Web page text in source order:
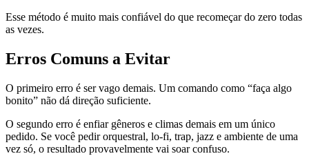
Esse método é muito mais confiável do que recomeçar do zero todas
as vezes.
Erros Comuns a Evitar
O primeiro erro é ser vago demais. Um comando como “faça algo
bonito” não dá direção suficiente.
O segundo erro é enfiar gêneros e climas demais em um único
pedido. Se você pedir orquestral, lo-fi, trap, jazz e ambiente de uma
vez só, o resultado provavelmente vai soar confuso.